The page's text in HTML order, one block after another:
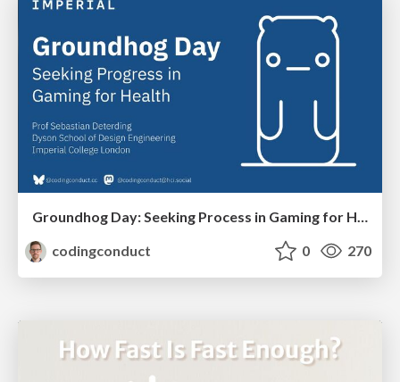
Groundhog Day: Seeking Process in Gaming for Health
codingconduct
0 270